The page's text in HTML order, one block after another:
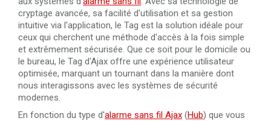
cryptage avancée, sa facilité d'utilisation et sa gestion
intuitive via l'application, le Tag est la solution idéale pour
ceux qui cherchent une méthode d'accès à la fois simple
et extrêmement sécurisée. Que ce soit pour le domicile ou
le bureau, le Tag d'Ajax offre une expérience utilisateur
optimisée, marquant un tournant dans la manière dont
nous interagissons avec les systèmes de sécurité
modernes.
En fonction du type d'alarme sans fil Ajax (Hub) que vous